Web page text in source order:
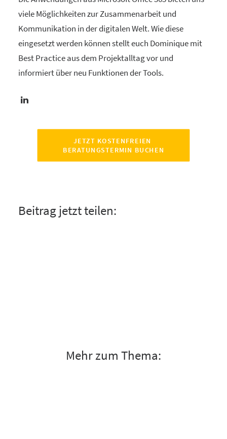
viele Möglichkeiten zur Zusammenarbeit und
Kommunikation in der digitalen Welt. Wie diese
eingesetzt werden können stellt euch Dominique mit
Best Practice aus dem Projektalltag vor und
informiert über neu Funktionen der Tools.
JETZT KOSTENFREIEN
BERATUNGSTERMIN BUCHEN
Beitrag jetzt teilen:
Mehr zum Thema: